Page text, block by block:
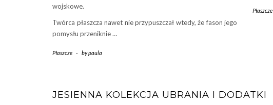
wojskowe.
Twórca płaszcza nawet nie przypuszczał wtedy, że fason jego
pomysłu przeniknie …
Płaszcze - bypaula
Płaszcze
JESIENNA KOLEKCJA UBRANIA I DODATKI